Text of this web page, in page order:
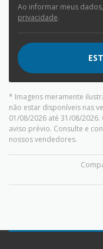
Ao informar meus
privacidade.
* Imagens meramente
não estar disponíveis nas
01/08/2026 até 31/08/
aviso prévio. Consulte e
nossos vendedores.